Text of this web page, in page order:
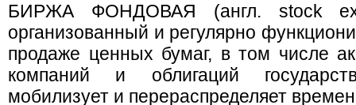
БИРЖА ФОНДОВАЯ (англ. stock
организованный и регулярно
продаже ценных бумаг, в том числе
компаний и облигаций
мобилизует и перераспределяет